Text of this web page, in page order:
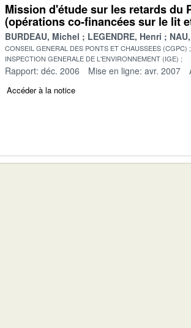
Mission d'étude sur les retards du
(opérations co-financées sur le lit
BURDEAU, Michel LEGENDRE, Henri
CONSEIL GENERAL DES PONTS ET CHAUSSEES (CGPC)
INSPECTION GENERALE DE L'ENVIRONNEMENT (IGE)
Rapport: déc. 2006 Mise en ligne: avr. 2007
Accéder à la notice